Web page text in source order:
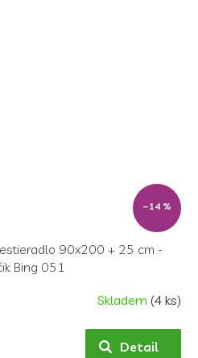
–14 %
90x200 + 25 cm -
Bing 051
Skladem (4 ks)
Detail